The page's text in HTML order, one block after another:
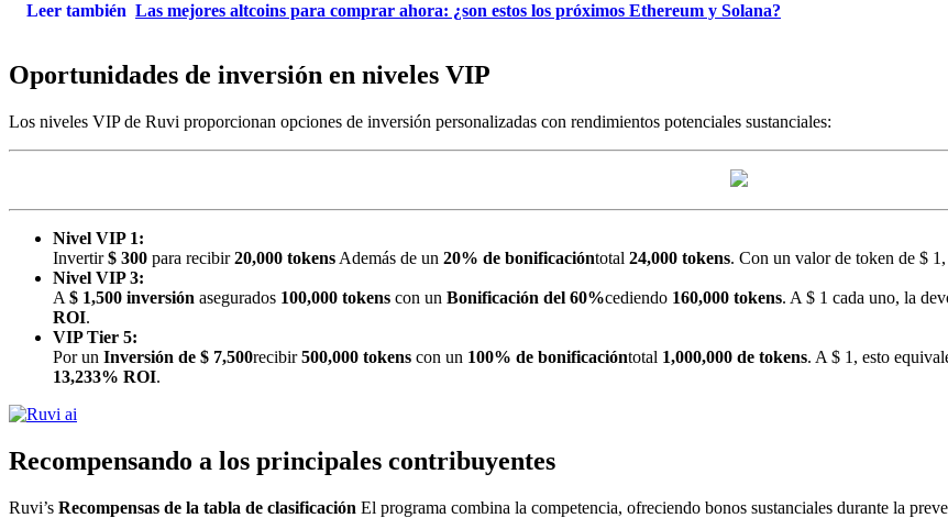
Leer también Las mejores altcoins para comprar ahora: ¿son estos los próximos Ethereum y Solana?
Oportunidades de inversión en niveles VIP
Los niveles VIP de Ruvi proporcionan opciones de inversión personalizadas con rendimientos potenciales sustanciales:
Nivel VIP 1:
Invertir$ 300 para recibir20,000 tokens Además de un 20% de bonificacióntotal 24,000 tokens. Con un valor de token de $
Nivel VIP 3:
A $ 1,500 inversión asegurados 100,000 tokens con un Bonificación del 60%cediendo 160,000 tokens. A $ 1 cada uno, la
ROI.
VIP Tier 5:
Por un Inversión de $ 7,500recibir500,000 tokens con un 100% de bonificacióntotal 1,000,000 de tokens. A $ 1, esto
13,233% ROI.
Recompensando a los principales contribuyentes
Ruvi’s Recompensas de la tabla de clasificación El programa combina la competencia, ofreciendo bonos sustanciales durante la